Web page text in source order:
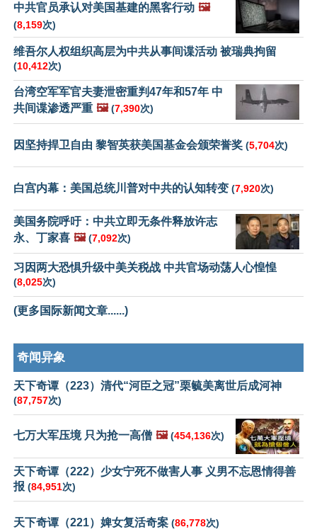
中共官员承认对美国基建的黑客行动 🖼️
(8,159次)
维吾尔人权组织高层为中共从事间谍活动 被瑞典拘留
(10,412次)
台湾空军军官夫妻泄密重判47年和57年 中
共间谍渗透严重 🖼️ (7,390次)
因坚持捍卫自由 黎智英获美国基金会颁荣誉奖 (5,704次)
白宫内幕：美国总统川普对中共的认知转变 (7,920次)
美国务院呼吁：中共立即无条件释放许志
永、丁家喜 🖼️ (7,092次)
习因两大恐惧升级中美关税战 中共官场动荡人心惶惶
(8,025次)
(更多国际新闻文章......)
奇闻异象
天下奇谭（223）清代“河臣之冠”栗毓美离世后成河神
(87,757次)
七万大军压境 只为抢一高僧 🖼️ (454,136次)
天下奇谭（222）少女宁死不做害人事 义男不忘恩情得善
报 (84,951次)
天下奇谭（221）婢女复活奇案 (86,778次)